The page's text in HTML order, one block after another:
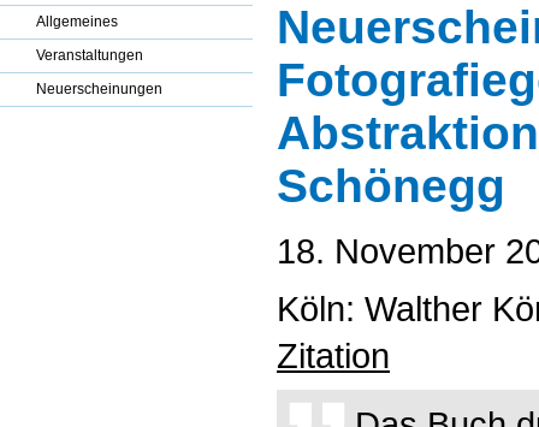
Allgemeines
Veranstaltungen
Neuerscheinungen
Schönegg
18. November
Köln: Walther
Zitation